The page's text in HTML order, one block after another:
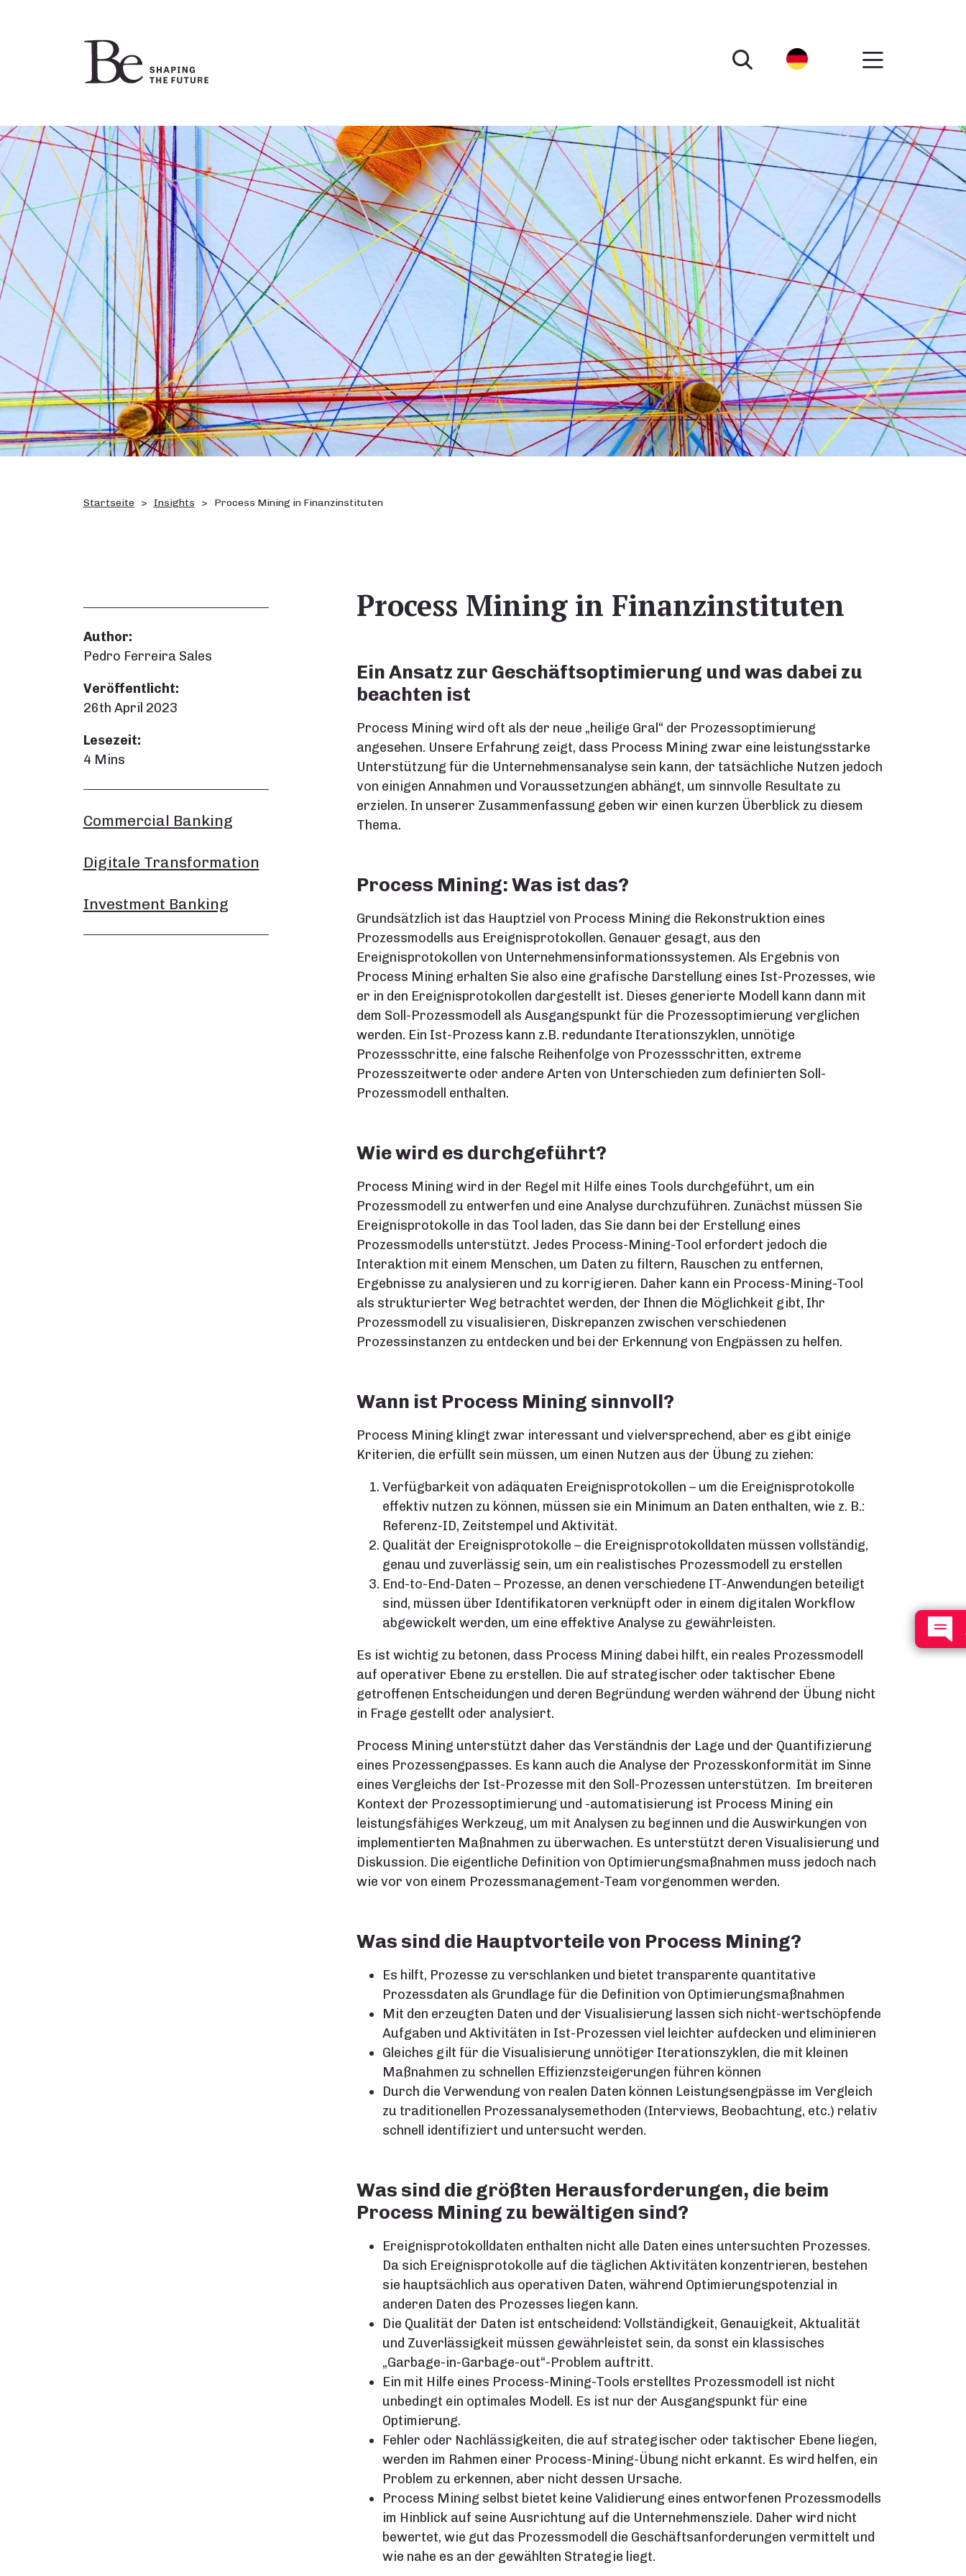
Startseite Insights Process Mining in Finanzinstituten
Author:
Pedro Ferreira Sales
Veröffentlicht:
26th April 2023
Lesezeit:
4 Mins
Process Mining in Finanzinstituten
Ein Ansatz zur Geschäftsoptimierung und was dabei zu
beachten ist
Process Mining wird oft als der neue „heilige Gral“ der Prozessoptimierung
angesehen. Unsere Erfahrung zeigt, dass Process Mining zwar eine leistungsstarke
Unterstützung für die Unternehmensanalyse sein kann, der tatsächliche Nutzen jedoch
von einigen Annahmen und Voraussetzungen abhängt, um sinnvolle Resultate zu
erzielen. In unserer Zusammenfassung geben wir einen kurzen Überblick zu diesem
Thema.
Process Mining: Was ist das?
Grundsätzlich ist das Hauptziel von Process Mining die Rekonstruktion eines
Prozessmodells aus Ereignisprotokollen. Genauer gesagt, aus den
Ereignisprotokollen von Unternehmensinformationssystemen. Als Ergebnis von
Process Mining erhalten Sie also eine grafische Darstellung eines Ist-Prozesses, wie
er in den Ereignisprotokollen dargestellt ist. Dieses generierte Modell kann dann mit
dem Soll-Prozessmodell als Ausgangspunkt für die Prozessoptimierung verglichen
werden. Ein Ist-Prozess kann z.B. redundante Iterationszyklen, unnötige
Prozessschritte, eine falsche Reihenfolge von Prozessschritten, extreme
Prozesszeitwerte oder andere Arten von Unterschieden zum definierten Soll-
Prozessmodell enthalten.
Wie wird es durchgeführt?
Process Mining wird in der Regel mit Hilfe eines Tools durchgeführt, um ein
Prozessmodell zu entwerfen und eine Analyse durchzuführen. Zunächst müssen Sie
Ereignisprotokolle in das Tool laden, das Sie dann bei der Erstellung eines
Prozessmodells unterstützt. Jedes Process-Mining-Tool erfordert jedoch die
Interaktion mit einem Menschen, um Daten zu filtern, Rauschen zu entfernen,
Ergebnisse zu analysieren und zu korrigieren. Daher kann ein Process-Mining-Tool
als strukturierter Weg betrachtet werden, der Ihnen die Möglichkeit gibt, Ihr
Prozessmodell zu visualisieren, Diskrepanzen zwischen verschiedenen
Prozessinstanzen zu entdecken und bei der Erkennung von Engpässen zu helfen.
Wann ist Process Mining sinnvoll?
Process Mining klingt zwar interessant und vielversprechend, aber es gibt einige
Kriterien, die erfüllt sein müssen, um einen Nutzen aus der Übung zu ziehen:
Verfügbarkeit von adäquaten Ereignisprotokollen – um die Ereignisprotokolle
effektiv nutzen zu können, müssen sie ein Minimum an Daten enthalten, wie z. B.:
Referenz-ID, Zeitstempel und Aktivität.
Qualität der Ereignisprotokolle – die Ereignisprotokolldaten müssen vollständig,
genau und zuverlässig sein, um ein realistisches Prozessmodell zu erstellen
End-to-End-Daten – Prozesse, an denen verschiedene IT-Anwendungen beteiligt
sind, müssen über Identifikatoren verknüpft oder in einem digitalen Workflow
abgewickelt werden, um eine effektive Analyse zu gewährleisten.
Es ist wichtig zu betonen, dass Process Mining dabei hilft, ein reales Prozessmodell
auf operativer Ebene zu erstellen. Die auf strategischer oder taktischer Ebene
getroffenen Entscheidungen und deren Begründung werden während der Übung nicht
in Frage gestellt oder analysiert.
Process Mining unterstützt daher das Verständnis der Lage und der Quantifizierung
eines Prozessengpasses. Es kann auch die Analyse der Prozesskonformität im Sinne
eines Vergleichs der Ist-Prozesse mit den Soll-Prozessen unterstützen. Im breiteren
Kontext der Prozessoptimierung und -automatisierung ist Process Mining ein
leistungsfähiges Werkzeug, um mit Analysen zu beginnen und die Auswirkungen von
implementierten Maßnahmen zu überwachen. Es unterstützt deren Visualisierung und
Diskussion. Die eigentliche Definition von Optimierungsmaßnahmen muss jedoch nach
wie vor von einem Prozessmanagement-Team vorgenommen werden.
Was sind die Hauptvorteile von Process Mining?
Es hilft, Prozesse zu verschlanken und bietet transparente quantitative
Prozessdaten als Grundlage für die Definition von Optimierungsmaßnahmen
Mit den erzeugten Daten und der Visualisierung lassen sich nicht-wertschöpfende
Aufgaben und Aktivitäten in Ist-Prozessen viel leichter aufdecken und eliminieren
Gleiches gilt für die Visualisierung unnötiger Iterationszyklen, die mit kleinen
Maßnahmen zu schnellen Effizienzsteigerungen führen können
Durch die Verwendung von realen Daten können Leistungsengpässe im Vergleich
zu traditionellen Prozessanalysemethoden (Interviews, Beobachtung, etc.) relativ
schnell identifiziert und untersucht werden.
Was sind die größten Herausforderungen, die beim
Process Mining zu bewältigen sind?
Ereignisprotokolldaten enthalten nicht alle Daten eines untersuchten Prozesses.
Da sich Ereignisprotokolle auf die täglichen Aktivitäten konzentrieren, bestehen
sie hauptsächlich aus operativen Daten, während Optimierungspotenzial in
anderen Daten des Prozesses liegen kann.
Die Qualität der Daten ist entscheidend: Vollständigkeit, Genauigkeit, Aktualität
und Zuverlässigkeit müssen gewährleistet sein, da sonst ein klassisches
„Garbage-in-Garbage-out“-Problem auftritt.
Ein mit Hilfe eines Process-Mining-Tools erstelltes Prozessmodell ist nicht
unbedingt ein optimales Modell. Es ist nur der Ausgangspunkt für eine
Optimierung.
Fehler oder Nachlässigkeiten, die auf strategischer oder taktischer Ebene liegen,
werden im Rahmen einer Process-Mining-Übung nicht erkannt. Es wird helfen, ein
Problem zu erkennen, aber nicht dessen Ursache.
Process Mining selbst bietet keine Validierung eines entworfenen Prozessmodells
im Hinblick auf seine Ausrichtung auf die Unternehmensziele. Daher wird nicht
bewertet, wie gut das Prozessmodell die Geschäftsanforderungen vermittelt und
wie nahe es an der gewählten Strategie liegt.
Commercial Banking
Digitale Transformation
Investment Banking